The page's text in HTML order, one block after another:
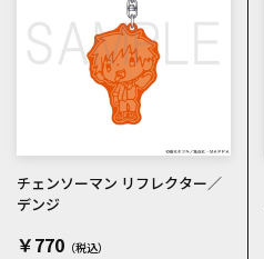
チェンソーマン リフレクター／
デンジ
￥770